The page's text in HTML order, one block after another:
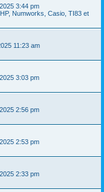
3:44 pm
Numworks, Casio, TI83 et
11:23 am
3:03 pm
2:56 pm
2:53 pm
2:33 pm